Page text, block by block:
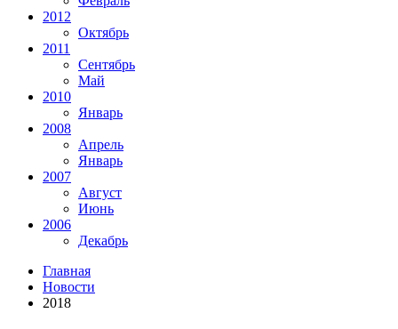
2012
Октябрь
2011
Сентябрь
Май
2010
Январь
2008
Апрель
Январь
2007
Август
Июнь
2006
Декабрь
Главная
Новости
2018